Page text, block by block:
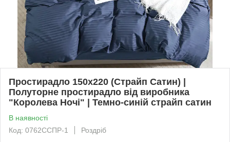
Простирадло 150х220 (Страйп Сатин) |
Полуторне простирадло від виробника
"Королева Ночі" | Темно-синій страйп сатин
В наявності
Код: 0762ССПР-1
Роздріб